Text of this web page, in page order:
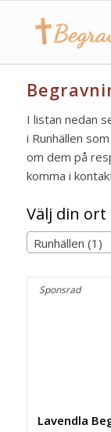
I listan nedan
i Runhällen
om dem på
komma i
Välj din ort
Runhällen (1)
Sponsrad
Lavendla